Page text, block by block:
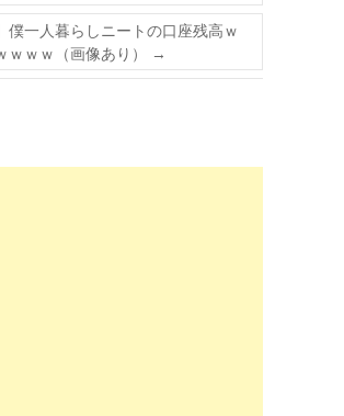
僕一人暮らしニートの口座残高ｗ
ｗｗｗ（画像あり）
→